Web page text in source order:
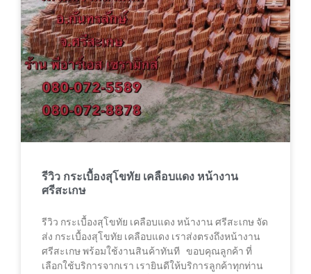
รีวิว กระเบื้องสุโขทัย เคลือบแดง หน้างาน
ศรีสะเกษ
รีวิว กระเบื้องสุโขทัย เคลือบแดง หน้างาน ศรีสะเกษ จัด
ส่ง กระเบื้องสุโขทัย เคลือบแดง เราส่งตรงถึงหน้างาน
ศรีสะเกษ พร้อมใช้งานสินค้าทันที ขอบคุณลูกค้า ที่
เลือกใช้บริการจากเรา เรายินดีให้บริการลูกค้าทุกท่าน